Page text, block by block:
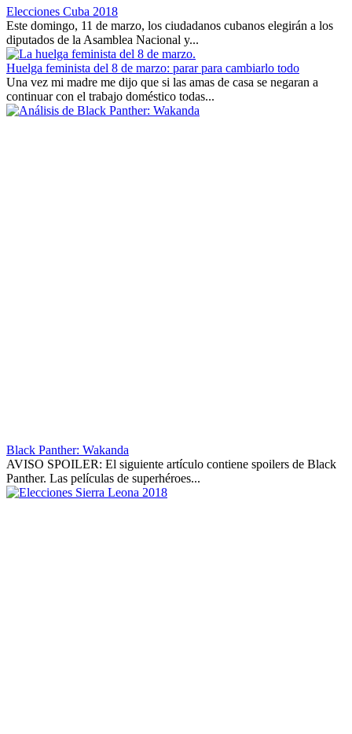
Elecciones Cuba 2018
Este domingo, 11 de marzo, los ciudadanos cubanos elegirán a los
diputados de la Asamblea Nacional y...
Huelga feminista del 8 de marzo: parar para cambiarlo todo
Una vez mi madre me dijo que si las amas de casa se negaran a
continuar con el trabajo doméstico todas...
Black Panther: Wakanda
AVISO SPOILER: El siguiente artículo contiene spoilers de Black
Panther. Las películas de superhéroes...